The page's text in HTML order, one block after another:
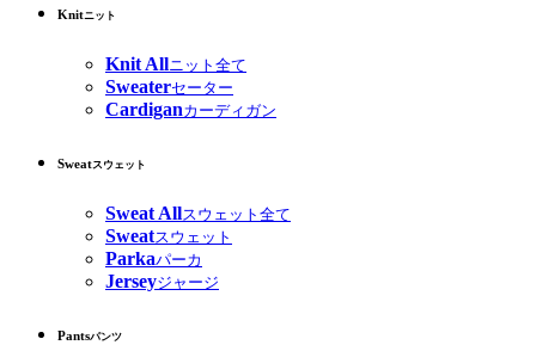
Knitニット
Knit Allニット全て
Sweaterセーター
Cardiganカーディガン
Sweatスウェット
Sweat Allスウェット全て
Sweatスウェット
Parkaパーカ
Jerseyジャージ
Pantsパンツ